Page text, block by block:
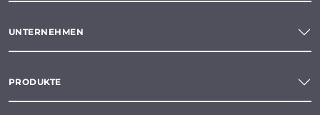
UNTERNEHMEN
PRODUKTE